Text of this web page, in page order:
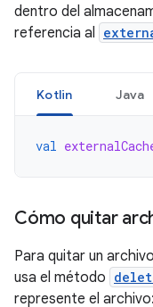
dentro del
referencia al
Kotlin Java
val
Cómo quitar
Para quitar un
usa el método
represente el archivo: